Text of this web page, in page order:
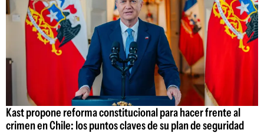
Kast propone reforma constitucional para hacer frente al
crimen en Chile: los puntos claves de su plan de seguridad